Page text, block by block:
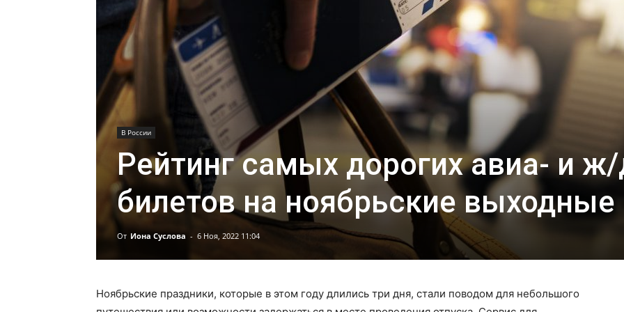
В России
Рейтинг самых дорогих авиа- и
билетов на ноябрьские выходные
От Иона Суслова - 6 Ноя, 2022 11:04
Ноябрьские праздники, которые в этом году длились три дня, стали поводом для небольшого